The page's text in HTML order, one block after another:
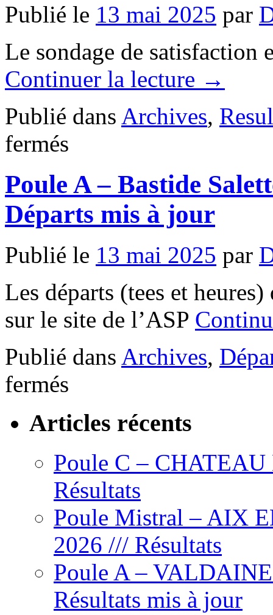
Publié le 13 mai 2025 par
Le sondage de satisfaction
Continuer la lecture →
Publié dans Archives,
fermés
MIRAMAS
mardi
13
mai
Résultats
Poule A – Bastide
Départs mis à jour
Publié le 13 mai 2025 par
Les départs (tees et
sur le site de l’ASP
Publié dans Archives,
fermés
Bastide
Salette
14
mai
2025
–
mis
à
jour
Articles récents
Poule C –
Résultats
Poule Mistral – AIX
2026 /// Résultats
Poule A –
Résultats mis à jour